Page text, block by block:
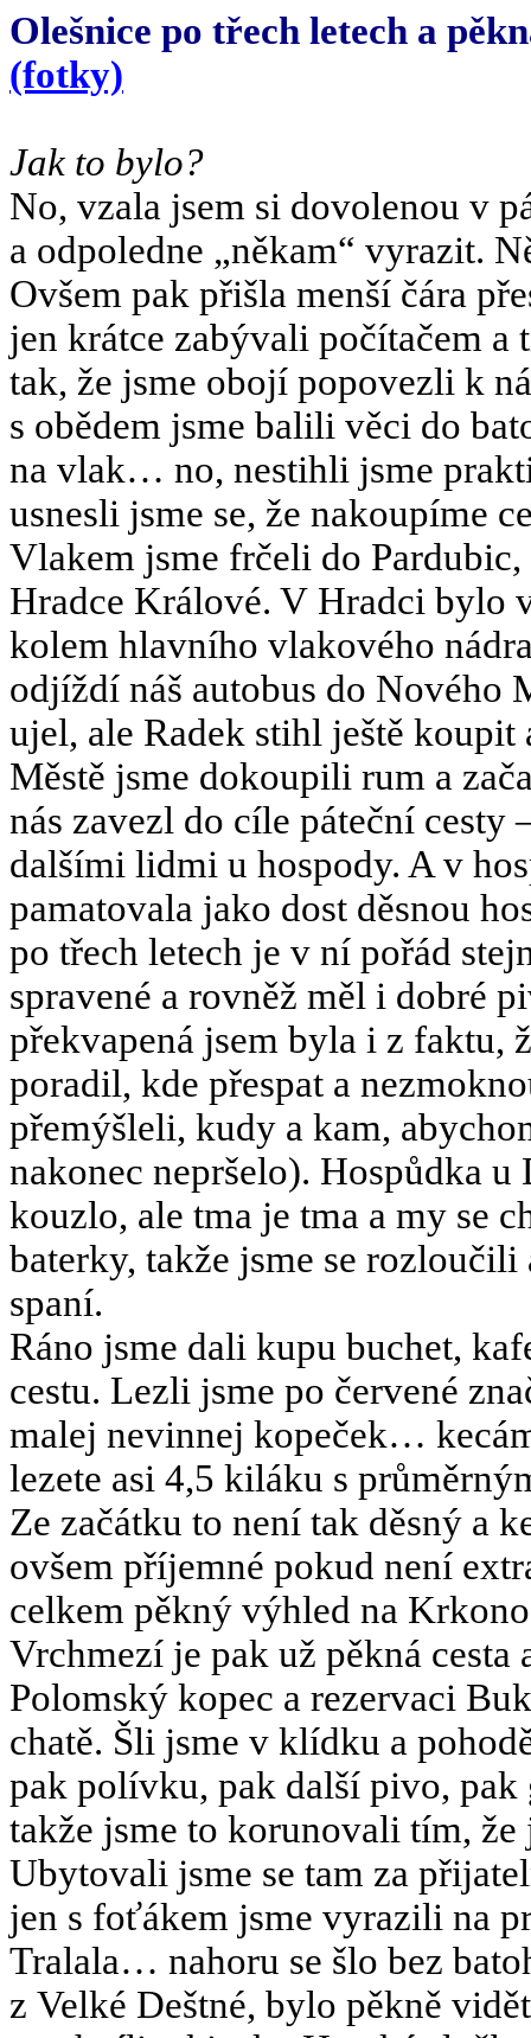
Olešnice po třech letech a
(fotky)
Jak to bylo?
No, vzala jsem si dovolenou v
a odpoledne „někam“ vyrazit.
Ovšem pak přišla menší čára
jen krátce zabývali počítačem
tak, že jsme obojí popovezli k
s obědem jsme balili věci do
na vlak… no, nestihli jsme
usnesli jsme se, že nakoupíme
Vlakem jsme frčeli do
Hradce Králové. V Hradci bylo
kolem hlavního vlakového
odjíždí náš autobus do Nového
ujel, ale Radek stihl ještě
Městě jsme dokoupili rum a
nás zavezl do cíle páteční cesty
dalšími lidmi u hospody. A v
pamatovala jako dost děsnou
po třech letech je v ní pořád
spravené a rovněž měl i dobré
překvapená jsem byla i z faktu,
poradil, kde přespat a
přemýšleli, kudy a kam,
nakonec nepršelo). Hospůdka
kouzlo, ale tma je tma a my se
baterky, takže jsme se
spaní.
Ráno jsme dali kupu buchet,
cestu. Lezli jsme po červené
malej nevinnej kopeček…
lezete asi 4,5 kiláku s
Ze začátku to není tak děsný a
ovšem příjemné pokud není
celkem pěkný výhled na
Vrchmezí je pak už pěkná
Polomský kopec a rezervaci
chatě. Šli jsme v klídku a
pak polívku, pak další pivo,
takže jsme to korunovali tím,
Ubytovali jsme se tam za
jen s foťákem jsme vyrazili na
Tralala… nahoru se šlo bez
z Velké Deštné, bylo pěkně